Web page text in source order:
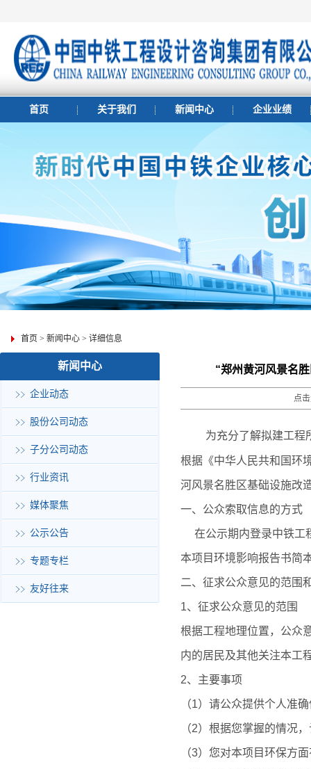
首页 关于我们 新闻中心 企业业绩
首页 > 新闻中心 > 详细信息
新闻中心
企业动态
股份公司动态
子分公司动态
行业资讯
媒体聚焦
公示公告
专题专栏
友好往来
“郑州黄河风景名
点
为充分了解拟建工程
根据《中华人民共和国环
河风景名胜区基础设施改
一、公众索取信息的方式
在公示期内登录中铁工
本项目环境影响报告书简
二、征求公众意见的范围
1、征求公众意见的范围
根据工程地理位置，公众
内的居民及其他关注本工
2、主要事项
（1）请公众提供个人准
（2）根据您掌握的情况
（3）您对本项目环保方